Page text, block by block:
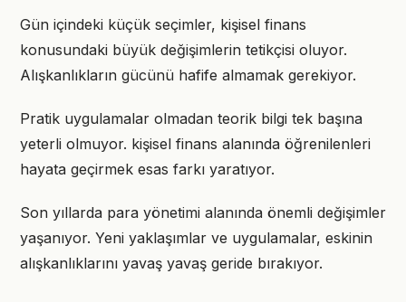
Gün içindeki küçük seçimler, kişisel finans
konusundaki büyük değişimlerin tetikçisi oluyor.
Alışkanlıkların gücünü hafife almamak gerekiyor.
Pratik uygulamalar olmadan teorik bilgi tek başına
yeterli olmuyor. kişisel finans alanında öğrenilenleri
hayata geçirmek esas farkı yaratıyor.
Son yıllarda para yönetimi alanında önemli değişimler
yaşanıyor. Yeni yaklaşımlar ve uygulamalar, eskinin
alışkanlıklarını yavaş yavaş geride bırakıyor.